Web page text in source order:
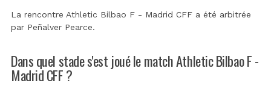
La rencontre Athletic Bilbao F - Madrid CFF a été arbitrée
par Peñalver Pearce.
Dans quel stade s'est joué le match Athletic Bilbao F -
Madrid CFF ?